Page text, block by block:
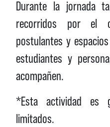
Durante la jornada
recorridos por el
postulantes y
estudiantes y
acompañen.
*Esta actividad es
limitados.